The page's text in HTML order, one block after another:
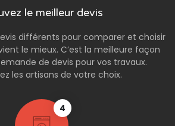
le meilleur devis
différents pour comparer et choisir
le mieux. C’est la meilleure façon
de devis pour vos travaux.
les artisans de votre choix.
4